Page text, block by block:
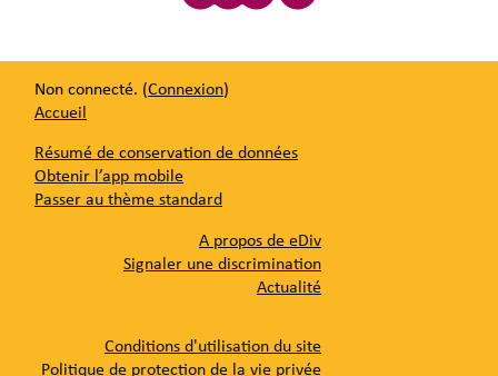
Non connecté. (Connexion)
Accueil
Résumé de conservation de données
Obtenir l’app mobile
Passer au thème standard
A propos de eDiv
Signaler une discrimination
Actualité
Conditions d'utilisation du site
Politique de protection de la vie privée